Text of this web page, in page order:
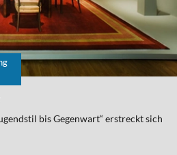
bis Gegenwart“ erstreckt sich